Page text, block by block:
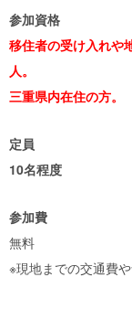
参加資格
移住者の受け入れや
人。
三重県内在住の方。
定員
10名程度
参加費
無料
※現地までの交通費